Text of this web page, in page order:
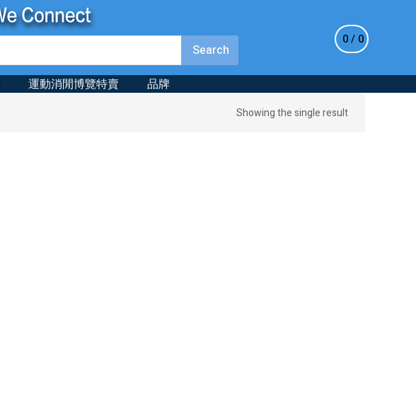
0 0
運動消閒博覽特賣 品牌
Showing the single result